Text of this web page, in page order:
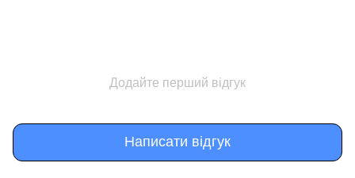
Додайте перший відгук
Написати відгук